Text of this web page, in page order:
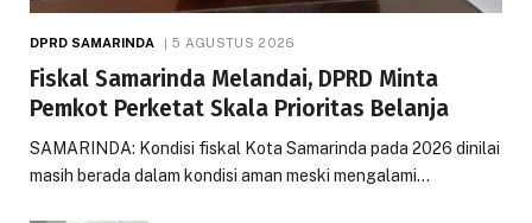
DPRD SAMARINDA 5 AGUSTUS 2026
Fiskal Samarinda Melandai, DPRD Minta
Pemkot Perketat Skala Prioritas Belanja
SAMARINDA: Kondisi fiskal Kota Samarinda pada 2026 dinilai
masih berada dalam kondisi aman meski mengalami…